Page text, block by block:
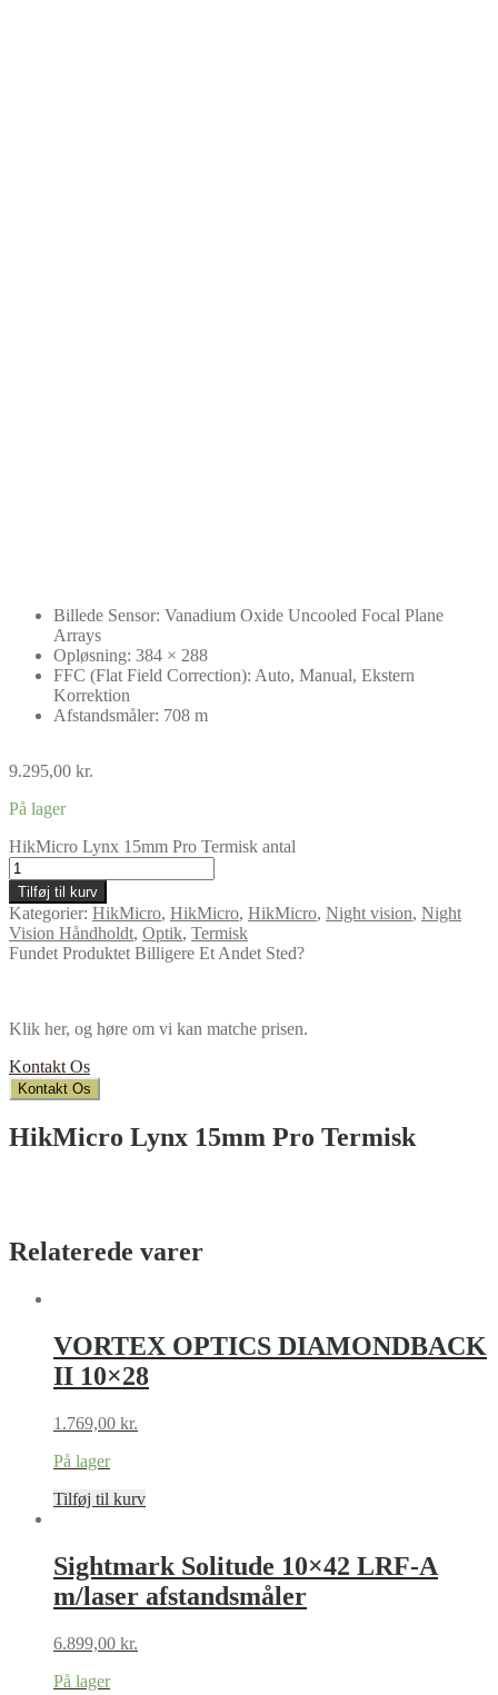
Billede Sensor: Vanadium Oxide Uncooled Focal Plane
Arrays
Opløsning: 384 × 288
FFC (Flat Field Correction): Auto, Manual, Ekstern
Korrektion
Afstandsmåler: 708 m
9.295,00 kr.
På lager
HikMicro Lynx 15mm Pro Termisk antal
Tilføj til kurv
Kategorier: HikMicro, HikMicro, HikMicro, Night vision, Night
Vision Håndholdt, Optik, Termisk
Fundet Produktet Billigere Et Andet Sted?
Klik her, og høre om vi kan matche prisen.
Kontakt Os
Kontakt Os
HikMicro Lynx 15mm Pro Termisk
Relaterede varer
VORTEX OPTICS DIAMONDBACK
II 10×28
1.769,00 kr.
På lager
Tilføj til kurv
Sightmark Solitude 10×42 LRF-A
m/laser afstandsmåler
6.899,00 kr.
På lager